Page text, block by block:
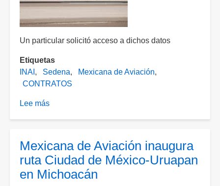
Un particular solicitó acceso a dichos datos
Etiquetas
INAI
Sedena
Mexicana de Aviación
CONTRATOS
Lee más
Sedena
transparentar
contratos
Mexicana de Aviación inaugura
ruta Ciudad de México-Uruapan
en Michoacán